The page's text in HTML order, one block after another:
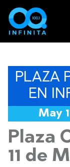
PLAZA
EN
May
Plaza
11 de